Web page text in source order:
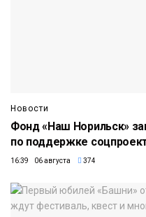
Новости
Фонд «Наш Норильск»
по поддержке
16:39 06 августа 374